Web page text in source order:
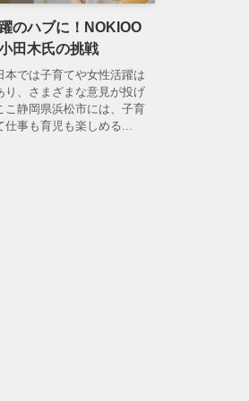
のハブに！NOKIOO
田木氏の挑戦
本では子育てや女性活躍は
り、さまざまな意見が投げ
こ静岡県浜松市には、子育
事も育児も楽しめる...